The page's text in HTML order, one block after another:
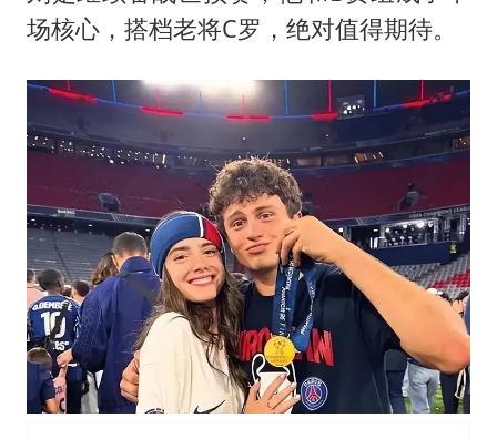
场核心，搭档老将C罗，绝对值得期待。